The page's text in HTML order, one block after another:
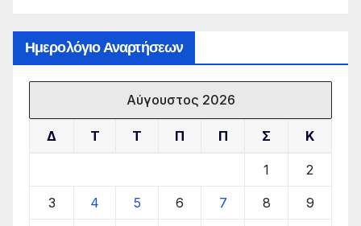
Ημερολόγιο Αναρτήσεων
Αύγουστος 2026
Δ Τ Τ Π Π Σ Κ
1 2
3 4 5 6 7 8 9